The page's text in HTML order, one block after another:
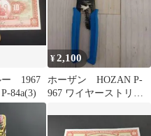
1967
84a(3)
¥2,100
ホーザン HOZAN P-
967 ワイヤーストリッ